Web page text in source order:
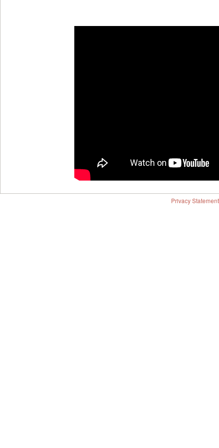
Privacy Statement